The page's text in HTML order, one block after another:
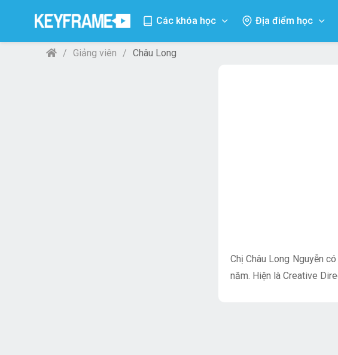
Các khóa học Địa điểm học
Giảng viên Châu Long
Chị Châu Long Nguyễn
năm. Hiện là Creative